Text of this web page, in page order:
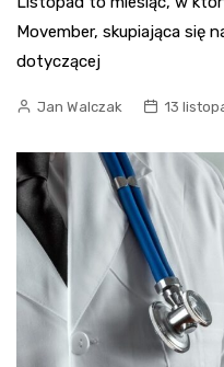
Movember, skupiająca się
dotyczącej
Jan Walczak 13